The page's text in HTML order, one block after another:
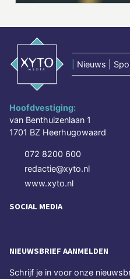
Nieuws |
Hoofdvestiging:
van Benthuizenlaan 1
1701 BZ Heerhugowaard
072 8200 600
redactie@xyto.nl
www.xyto.nl
SOCIAL MEDIA
NIEUWSBRIEF AANMELDEN
Schrijf je in voor onze